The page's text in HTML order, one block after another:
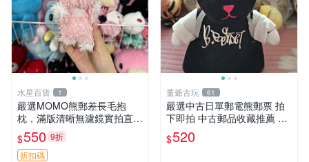
水星百貨 1
嚴選MOMO熊郵差長毛抱
枕，滿版清晰無濾鏡實拍直
銷。每周新品到貨，不容錯
過！ 郵差熊 長毛 抱枕
$550 9折
折扣碼
董爺古玩 61
嚴選中古日單郵電熊郵票 拍
下即拍 中古郵品收藏推薦 郵
票 郵電熊 日本
$520